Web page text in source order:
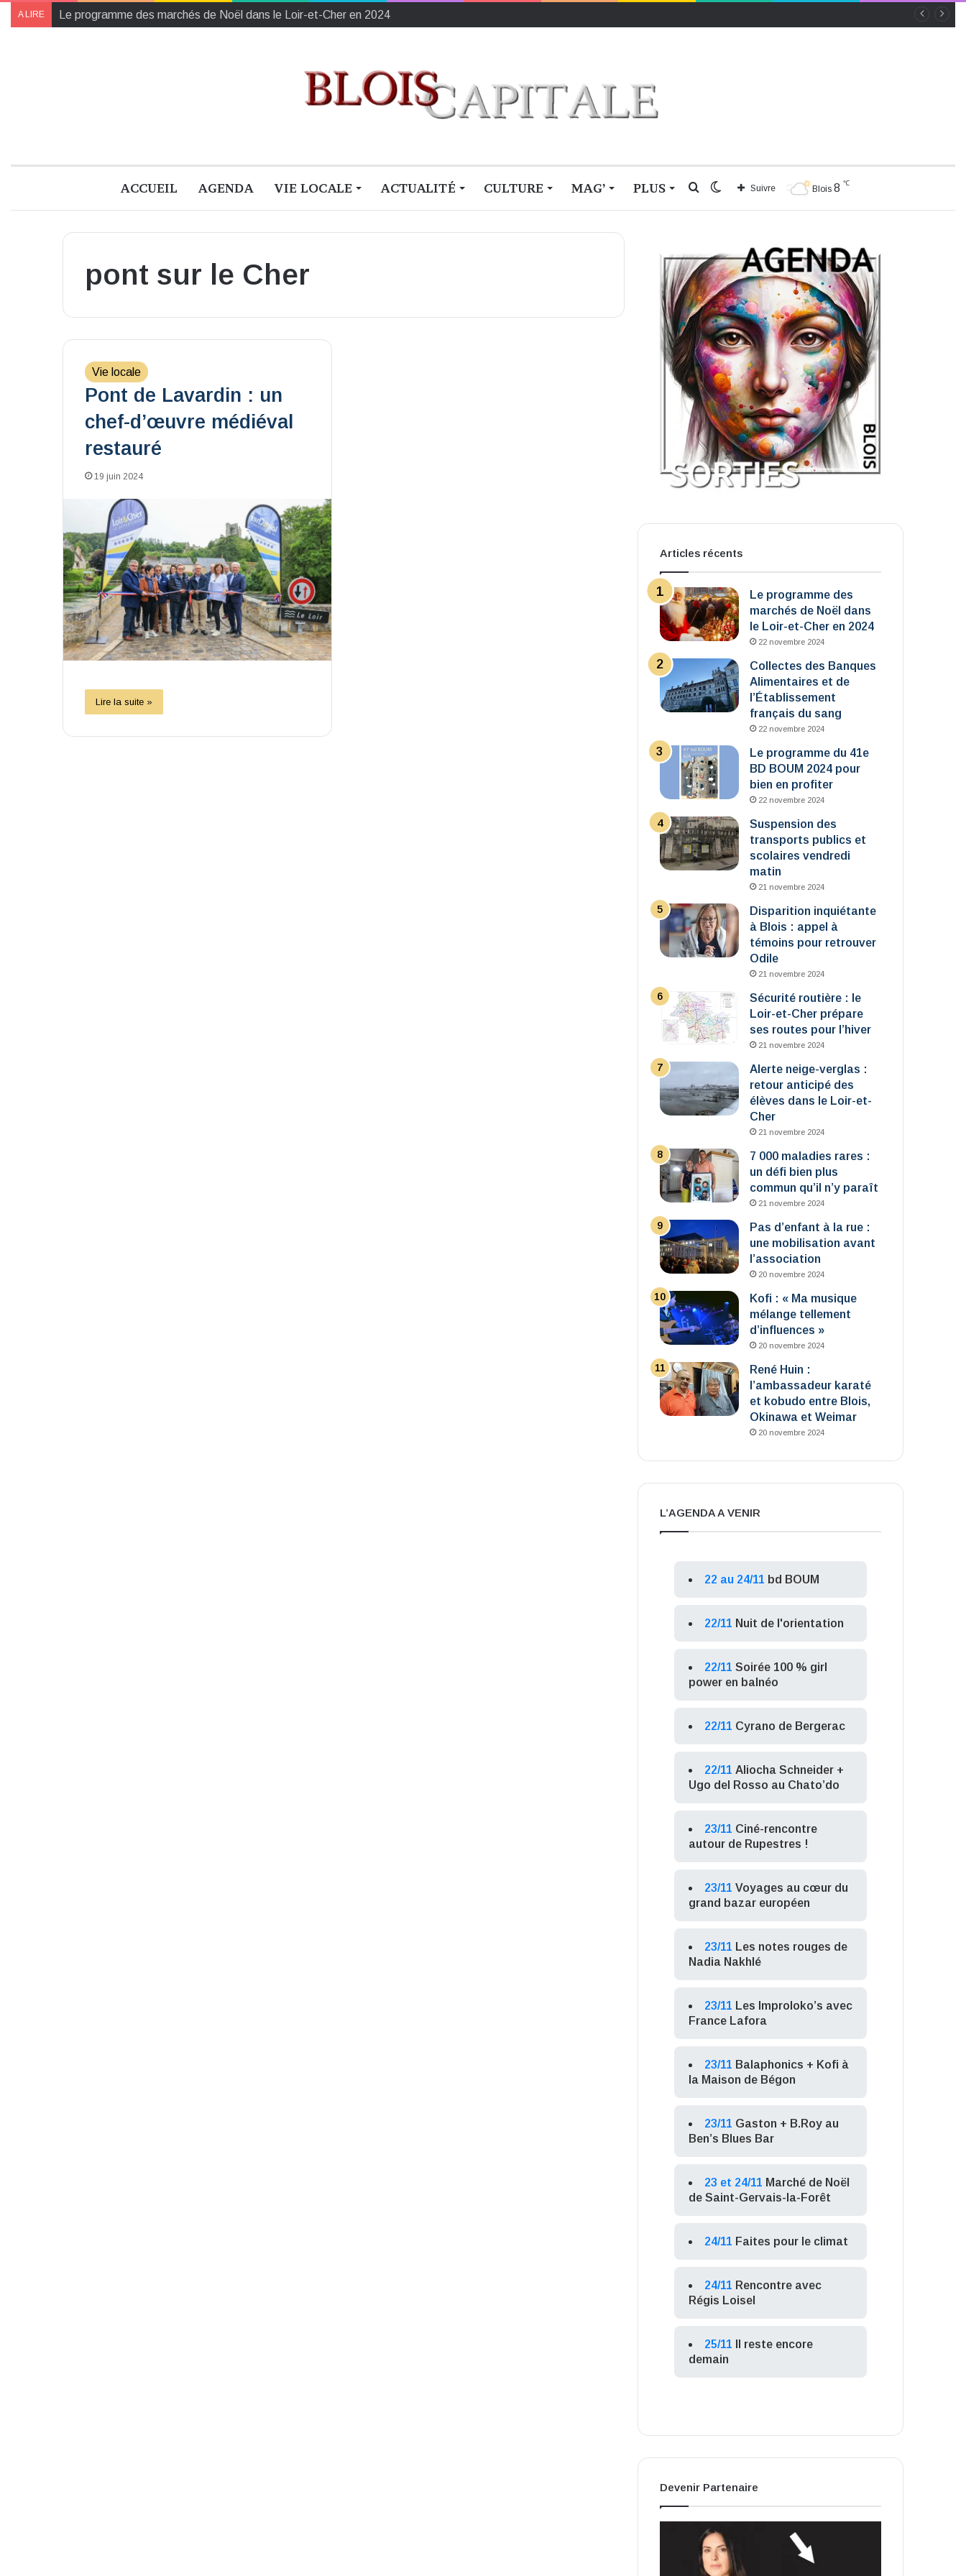
A LIRE Collectes des Banques Alimentaires et de l’Établissement français du sang
ACCUEIL AGENDA VIE LOCALE ACTUALITÉ CULTURE MAG’ PLUS Blois 8 ℃
Suivre
Switch
Rechercher
pont sur le Cher
Vie locale
Pont de Lavardin : un
chef-d’œuvre médiéval
restauré
19 juin 2024
Lire la suite »
Articles récents
Le programme des
marchés de Noël dans
le Loir-et-Cher en 2024
22 novembre 2024
Collectes des Banques
Alimentaires et de
l’Établissement
français du sang
22 novembre 2024
Le programme du 41e
BD BOUM 2024 pour
bien en profiter
22 novembre 2024
Suspension des
transports publics et
scolaires vendredi
matin
21 novembre 2024
Disparition inquiétante
à Blois : appel à
témoins pour retrouver
Odile
21 novembre 2024
Sécurité routière : le
Loir-et-Cher prépare
ses routes pour l’hiver
21 novembre 2024
Alerte neige-verglas :
retour anticipé des
élèves dans le Loir-et-
Cher
21 novembre 2024
7 000 maladies rares :
un défi bien plus
commun qu’il n’y paraît
21 novembre 2024
Pas d’enfant à la rue :
une mobilisation avant
l’association
20 novembre 2024
Kofi : « Ma musique
mélange tellement
d’influences »
20 novembre 2024
René Huin :
l’ambassadeur karaté
et kobudo entre Blois,
Okinawa et Weimar
20 novembre 2024
L’AGENDA A VENIR
22 au 24/11 bd BOUM
22/11 Nuit de l'orientation
22/11 Soirée 100 % girl
power en balnéo
22/11 Cyrano de Bergerac
22/11 Aliocha Schneider +
Ugo del Rosso au Chato’do
23/11 Ciné-rencontre
autour de Rupestres !
23/11 Voyages au cœur du
grand bazar européen
23/11 Les notes rouges de
Nadia Nakhlé
23/11 Les Improloko’s avec
France Lafora
23/11 Balaphonics + Kofi à
la Maison de Bégon
23/11 Gaston + B.Roy au
Ben’s Blues Bar
23 et 24/11 Marché de Noël
de Saint-Gervais-la-Forêt
24/11 Faites pour le climat
24/11 Rencontre avec
Régis Loisel
25/11
Il reste encore
demain
Devenir Partenaire